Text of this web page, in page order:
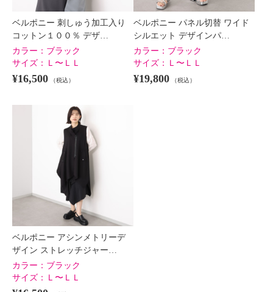
ベルポニー 刺しゅう加工入り
コットン１００％ デザ…
カラー： ブラック
サイズ：
Ｌ〜ＬＬ
¥16,500 （税込）
ベルポニー パネル切替 ワイド
シルエット デザインパ…
カラー： ブラック
サイズ：
Ｌ〜ＬＬ
¥19,800 （税込）
ベルポニー アシンメトリーデ
ザイン ストレッチジャー…
カラー： ブラック
サイズ：
Ｌ〜ＬＬ